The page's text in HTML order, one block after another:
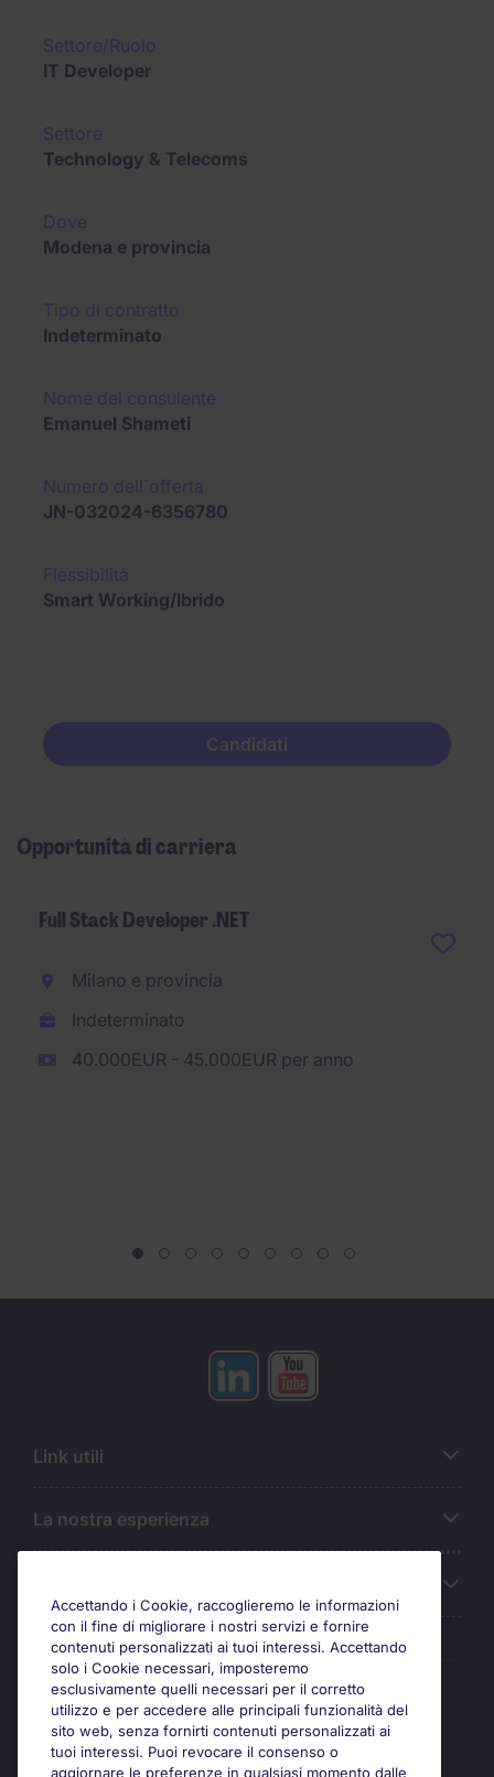
IT Developer
Technology & Telecoms
Modena e provincia
Indeterminato
Emanuel Shameti
JN-032024-6356780
Smart Working/Ibrido
Candidati
Opportunità di carriera
Full Stack Developer .NET
Milano e provincia
Indeterminato
40.000EUR - 45.000EUR per anno
Link utili
La nostra esperienza
Awards
Accettando i Cookie, raccoglieremo le informazioni
con il fine di migliorare i nostri servizi e fornire
contenuti personalizzati ai tuoi interessi. Accettando
solo i Cookie necessari, imposteremo
esclusivamente quelli necessari per il corretto
utilizzo e per accedere alle principali funzionalità del
sito web, senza fornirti contenuti personalizzati ai
tuoi interessi. Puoi revocare il consenso o
aggiornare le preferenze in qualsiasi momento dalle